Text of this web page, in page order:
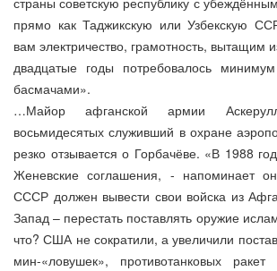
прямо как Таджикскую или Узбекскую
вам электричество, грамотность, вытащим
двадцатые годы потребовалось
басмачами».
…Майор афганской армии
восьмидесятых служивший в охране
резко отзывается о Горбачёве. «В 1988
Женевские соглашения, - напоминает
СССР должен вывести свои войска из
Запад – перестать поставлять оружие
что? США не сократили, а увеличили
мин-«ловушек», противотанковых